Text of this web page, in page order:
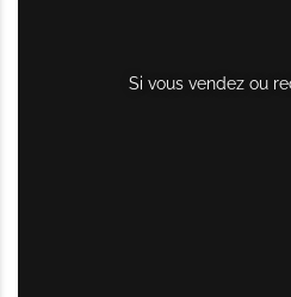
Si vous vendez ou